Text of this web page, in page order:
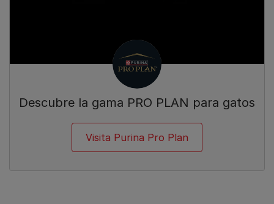
Descubre la gama PRO PLAN para gatos
Visita Purina Pro Plan